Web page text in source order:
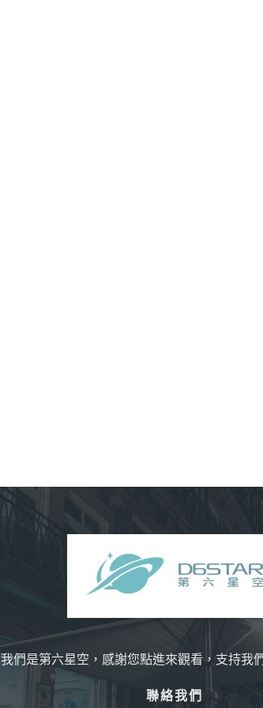
我們是第六星空，感謝您點進來觀看，支持我
聯絡我們